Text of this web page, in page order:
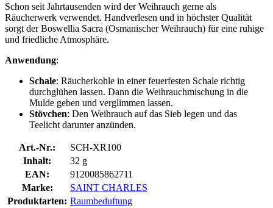
Schon seit Jahrtausenden wird der Weihrauch gerne als
Räucherwerk verwendet. Handverlesen und in höchster Qualität
sorgt der Boswellia Sacra (Osmanischer Weihrauch) für eine ruhige
und friedliche Atmosphäre.
Anwendung:
Schale: Räucherkohle in einer feuerfesten Schale richtig
durchglühen lassen. Dann die Weihrauchmischung in die
Mulde geben und verglimmen lassen.
Stövchen: Den Weihrauch auf das Sieb legen und das
Teelicht darunter anzünden.
Art.-Nr.:
SCH-XR100
Inhalt:
32 g
EAN:
9120085862711
Marke:
SAINT CHARLES
Produktarten: Raumbeduftung